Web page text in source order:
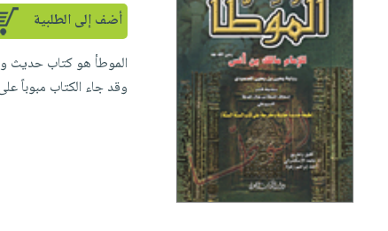
أضف إلى الطلبية
وقد جاء الكتاب مبوباً